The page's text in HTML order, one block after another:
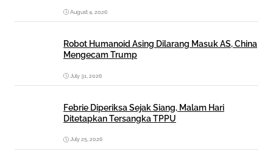
August 4, 2026
Robot Humanoid Asing Dilarang Masuk AS, China
Mengecam Trump
July 31, 2026
Febrie Diperiksa Sejak Siang, Malam Hari
Ditetapkan Tersangka TPPU
July 25, 2026